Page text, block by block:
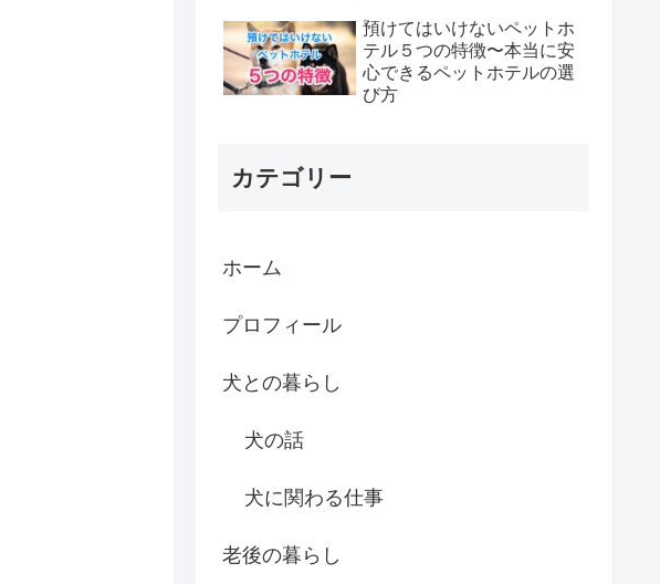
預けてはいけないペットホ
テル５つの特徴〜本当に安
心できるペットホテルの選
び方
カテゴリー
ホーム
プロフィール
犬との暮らし
犬の話
犬に関わる仕事
老後の暮らし